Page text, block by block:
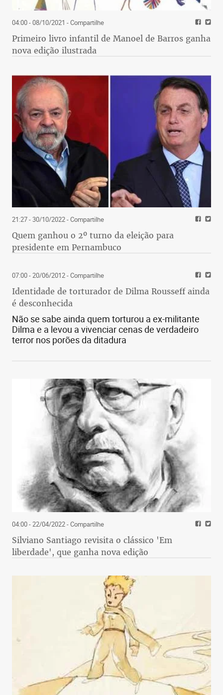
04:00 - 08/10/2021 - Compartilhe
Primeiro livro infantil de Manoel de Barros ganha
nova edição ilustrada
21:27 - 30/10/2022- Compartilhe
Quem ganhou o 2º turno da eleição para
presidente em Pernambuco
07:00 - 20/06/2012- Compartilhe
Identidade de torturador de Dilma Rousseff ainda
é desconhecida
Não se sabe ainda quem torturou a ex-militante
Dilma e a levou a vivenciar cenas de verdadeiro
terror nos porões da ditadura
04:00 - 22/04/2022- Compartilhe
Silviano Santiago revisita o clássico 'Em
liberdade', que ganha nova edição